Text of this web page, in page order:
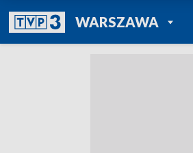
WARSZAWAPOWRÓT DO
TVP REGIONY